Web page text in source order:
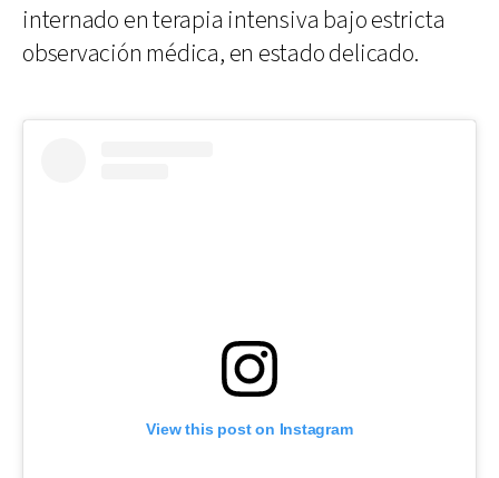
internado en terapia intensiva bajo estricta
observación médica, en estado delicado.
View this post on Instagram